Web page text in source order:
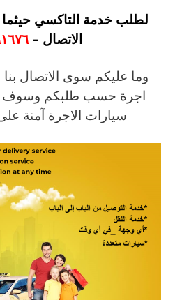
لطلب خدمة التاكسي
الاتصال –
وما عليكم سوى الاتصال
اجرة حسب طلبكم وسوف
سيارات الاجرة آمنة